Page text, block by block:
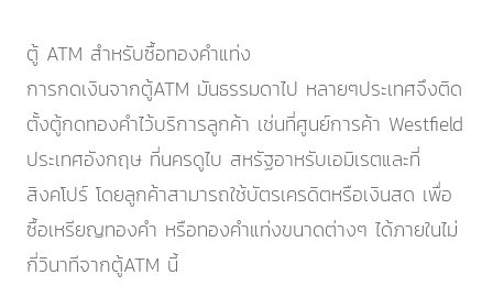
ตู้ ATM สำหรับซื้อทองคำแท่ง
การกดเงินจากตู้ATM มันธรรมดาไป หลายๆประเทศจึงติด
ตั้งตู้กดทองคำไว้บริการลูกค้า เช่นที่ศูนย์การค้า Westfield
ประเทศอังกฤษ ที่นครดูไบ สหรัฐอาหรับเอมิเรตและที่
สิงคโปร์ โดยลูกค้าสามารถใช้บัตรเครดิตหรือเงินสด เพื่อ
ซื้อเหรียญทองคำ หรือทองคำแท่งขนาดต่างๆ ได้ภายในไม่
กี่วินาทีจากตู้ATM นี้